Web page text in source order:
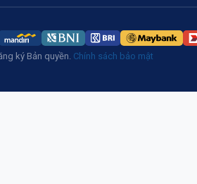
ký Bản quyền. Chính sách bảo mật